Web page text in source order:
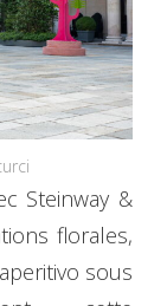
Steinway &
florales,
sous